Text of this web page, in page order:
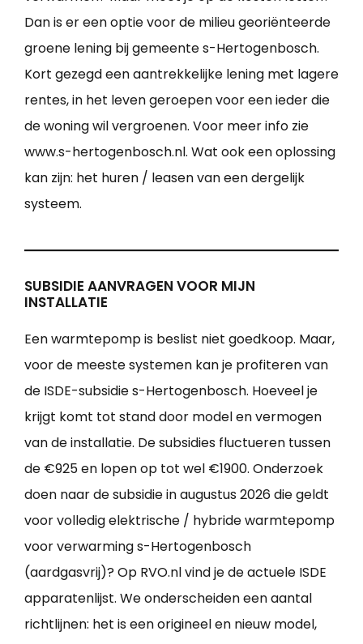
Dan is er een optie voor de milieu georiënteerde
groene lening bij gemeente s-Hertogenbosch.
Kort gezegd een aantrekkelijke lening met lagere
rentes, in het leven geroepen voor een ieder die
de woning wil vergroenen. Voor meer info zie
www.s-hertogenbosch.nl. Wat ook een oplossing
kan zijn: het huren / leasen van een dergelijk
systeem.
SUBSIDIE AANVRAGEN VOOR MIJN
INSTALLATIE
Een warmtepomp is beslist niet goedkoop. Maar,
voor de meeste systemen kan je profiteren van
de ISDE-subsidie s-Hertogenbosch. Hoeveel je
krijgt komt tot stand door model en vermogen
van de installatie. De subsidies fluctueren tussen
de €925 en lopen op tot wel €1900. Onderzoek
doen naar de subsidie in augustus 2026 die geldt
voor volledig elektrische / hybride warmtepomp
voor verwarming s-Hertogenbosch
(aardgasvrij)? Op RVO.nl vind je de actuele ISDE
apparatenlijst. We onderscheiden een aantal
richtlijnen: het is een origineel en nieuw model,